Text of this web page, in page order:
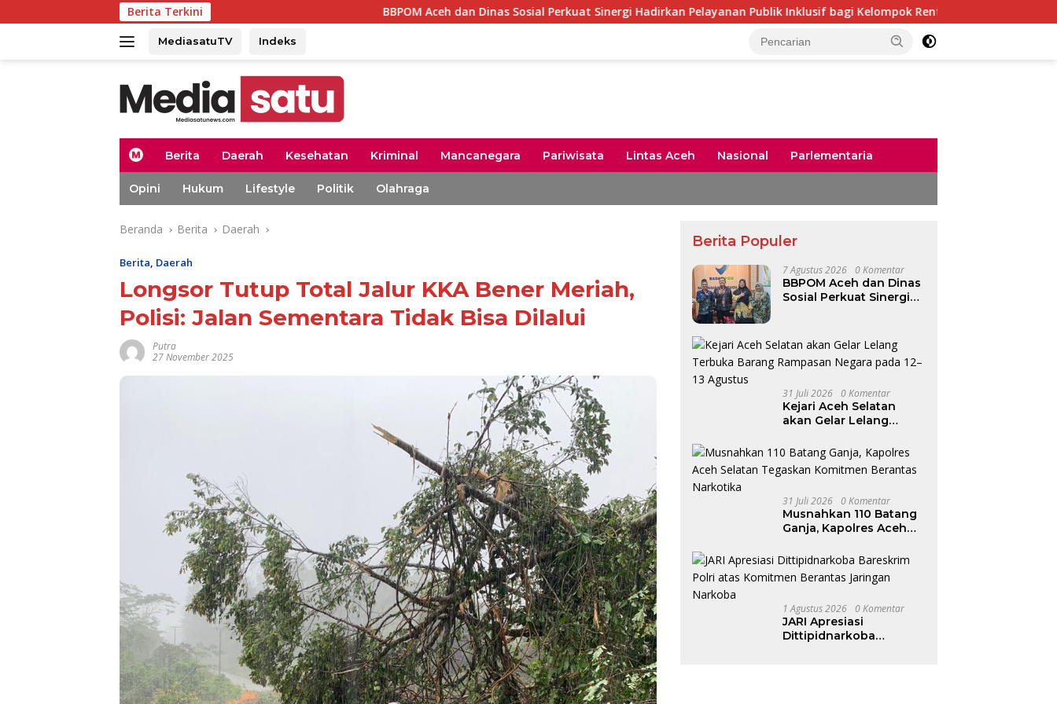
ke
Berita Terkini BBPOM Aceh dan Dinas Sosial Perkuat Sinergi Hadirkan Pelayanan Publik Inklusif bagi Kelompok Rentan Kapolda Aceh Tunjuk
MediasatuTV Indeks
H
m
e
Berita Daerah Kesehatan Kriminal Mancanegara Pariwisata Lintas Aceh Nasional Parlementaria
Opini Hukum Lifestyle Politik Olahraga
Beranda Berita Daerah
Berita, Daerah
Longsor Tutup Total Jalur KKA Bener Meriah,
Polisi: Jalan Sementara Tidak Bisa Dilalui
Putra
27 November 2025
Berita Populer
7 Agustus 2026 0 Komentar
BBPOM Aceh dan Dinas
Sosial Perkuat Sinergi
Kelompok Rentan
31 Juli 2026 0 Komentar
Kejari Aceh Selatan
akan Gelar Lelang
Rampasan Negara pada
12–13 Agustus
31 Juli 2026 0 Komentar
Musnahkan 110 Batang
Ganja, Kapolres Aceh
Komitmen Berantas
Narkotika
1 Agustus 2026 0 Komentar
JARI Apresiasi
Dittipidnarkoba